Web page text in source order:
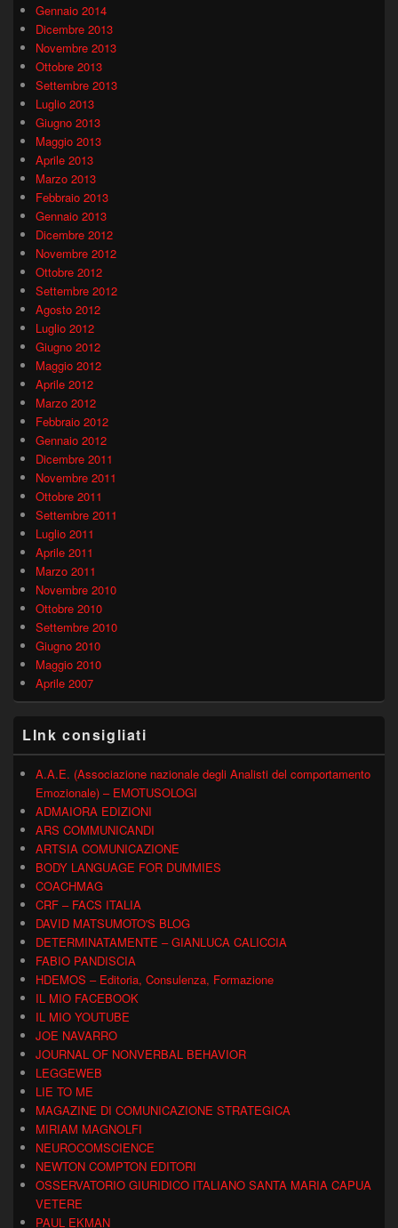
Gennaio 2014
Dicembre 2013
Novembre 2013
Ottobre 2013
Settembre 2013
Luglio 2013
Giugno 2013
Maggio 2013
Aprile 2013
Marzo 2013
Febbraio 2013
Gennaio 2013
Dicembre 2012
Novembre 2012
Ottobre 2012
Settembre 2012
Agosto 2012
Luglio 2012
Giugno 2012
Maggio 2012
Aprile 2012
Marzo 2012
Febbraio 2012
Gennaio 2012
Dicembre 2011
Novembre 2011
Ottobre 2011
Settembre 2011
Luglio 2011
Aprile 2011
Marzo 2011
Novembre 2010
Ottobre 2010
Settembre 2010
Giugno 2010
Maggio 2010
Aprile 2007
LInk consigliati
A.A.E. (Associazione nazionale degli Analisti del comportamento
Emozionale) – EMOTUSOLOGI
ADMAIORA EDIZIONI
ARS COMMUNICANDI
ARTSIA COMUNICAZIONE
BODY LANGUAGE FOR DUMMIES
COACHMAG
CRF – FACS ITALIA
DAVID MATSUMOTO'S BLOG
DETERMINATAMENTE – GIANLUCA CALICCIA
FABIO PANDISCIA
HDEMOS – Editoria, Consulenza, Formazione
IL MIO FACEBOOK
IL MIO YOUTUBE
JOE NAVARRO
JOURNAL OF NONVERBAL BEHAVIOR
LEGGEWEB
LIE TO ME
MAGAZINE DI COMUNICAZIONE STRATEGICA
MIRIAM MAGNOLFI
NEUROCOMSCIENCE
NEWTON COMPTON EDITORI
OSSERVATORIO GIURIDICO ITALIANO SANTA MARIA CAPUA
VETERE
PAUL EKMAN